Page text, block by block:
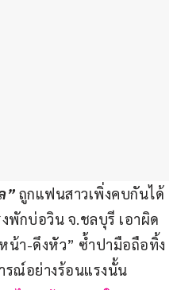
” ถูกแฟนสาวเพิ่งคบกันได้
พักบ่อวิน จ.ชลบุรี เอาผิด
น้า-ดึงหัว” ซ้ำปามือถือทิ้ง
รณ์อย่างร้อนแรงนั้น